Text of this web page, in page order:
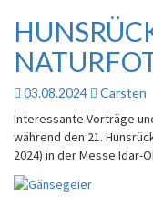
HUNSRÜCKER
NATURFOTOTAGE
2024
03.08.2024 Carsten
Interessante Vorträge
während den 21.
2024) in der Messe Idar-